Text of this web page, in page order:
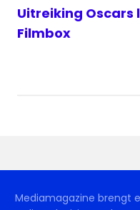
Uitreiking Oscars
Filmbox
Mediamagazine brengt